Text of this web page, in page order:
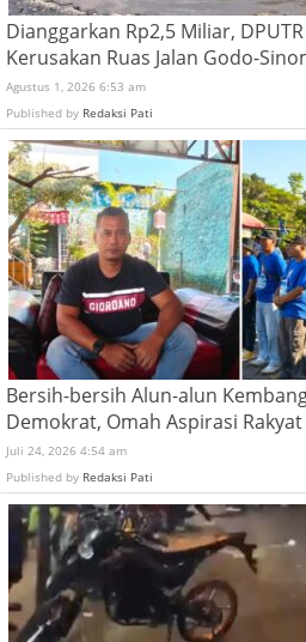
Dianggarkan Rp2,5 Miliar,
Kerusakan Ruas Jalan Godo-
Agustus 1, 2026 6:53 am
Published by Redaksi Pati
Bersih-bersih Alun-alun
Demokrat, Omah Aspirasi
Juli 24, 2026 4:54 am
Published by Redaksi Pati